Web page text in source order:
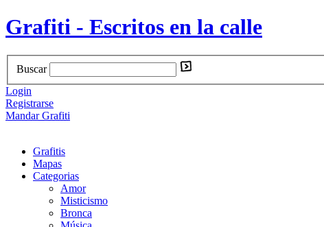
Grafiti - Escritos en la calle
Buscar
Login
Registrarse
Mandar Grafiti
Grafitis
Mapas
Categorias
Amor
Misticismo
Bronca